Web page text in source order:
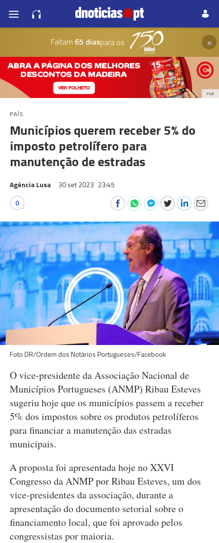
Faltam 65 diaspara os ×
PUB
PAÍS
Municípios querem receber 5% do
imposto petrolífero para
manutenção de estradas
Agência Lusa 30 set 2023 23:45
0
Foto DR/Ordem dos Notários Portugueses/Facebook
O vice-presidente da Associação Nacional de
Municípios Portugueses (ANMP) Ribau Esteves
sugeriu hoje que os municípios passem a receber
5% dos impostos sobre os produtos petrolíferos
para financiar a manutenção das estradas
municipais.
A proposta foi apresentada hoje no XXVI
Congresso da ANMP por Ribau Esteves, um dos
vice-presidentes da associação, durante a
apresentação do documento setorial sobre o
financiamento local, que foi aprovado pelos
congressistas por maioria.